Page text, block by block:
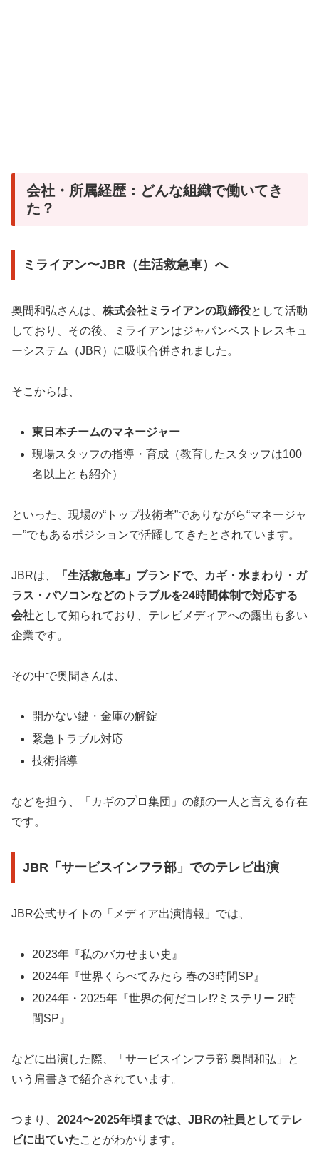
会社・所属経歴：どんな組織で働いてき
た？
ミライアン〜JBR（生活救急車）へ
奥間和弘さんは、 株式会社ミライアンの取締役として活動
しており、その後、ミライアンはジャパンベストレスキュ
ーシステム（JBR）に吸収合併されました。
そこからは、
東日本チームのマネージャー
現場スタッフの指導・育成（教育したスタッフは100
名以上とも紹介）
といった、現場の“トップ技術者”でありながら“マネージャ
ー”でもあるポジションで活躍してきたとされています。
JBRは、
「生活救急車」ブランドで、カギ・水まわり・ガ
ラス・パソコンなどのトラブルを24時間体制で対応する
会社として知られており、テレビメディアへの露出も多い
企業です。
その中で奥間さんは、
開かない鍵・金庫の解錠
緊急トラブル対応
技術指導
などを担う、「カギのプロ集団」の顔の一人と言える存在
です。
JBR「サービスインフラ部」でのテレビ出演
JBR公式サイトの「メディア出演情報」では、
2023年『私のバカせまい史』
2024年『世界くらべてみたら 春の3時間SP』
2024年・2025年『世界の何だコレ!?ミステリー 2時
間SP』
などに出演した際、「サービスインフラ部 奥間和弘」と
いう肩書きで紹介されています。
つまり、 2024〜2025年頃までは、JBRの社員としてテレ
ビに出ていたことがわかります。